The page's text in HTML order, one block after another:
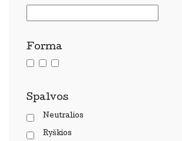
Forma
Spalvos
Neutralios
Ryškios